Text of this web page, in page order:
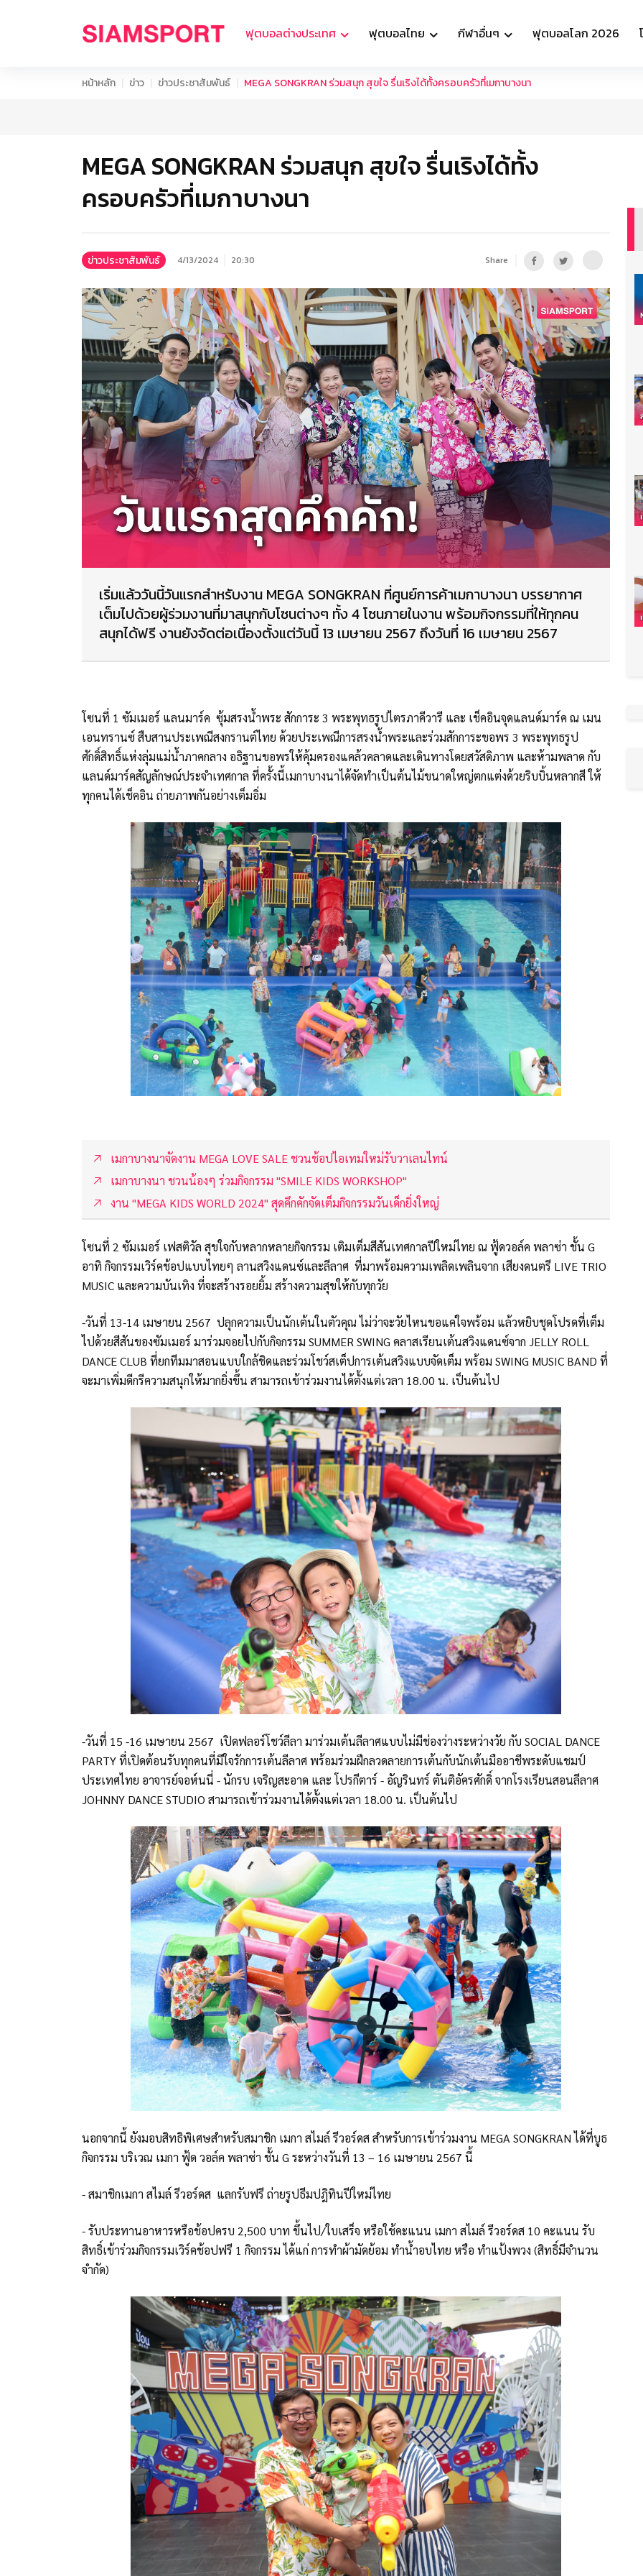
ฟุตบอลต่างประเทศ ฟุตบอลไทย กีฬาอื่นๆ ฟุตบอลโลก 2026
หน้าหลัก ข่าว ข่าวประชาสัมพันธ์ MEGA SONGKRAN ร่วมสนุก สุขใจ รื่นเริงได้ทั้งครอบครัวที่เมกาบางนา
MEGA SONGKRAN ร่วมสนุก สุขใจ รื่นเริงได้ทั้ง
ครอบครัวที่เมกาบางนา
ข่าวประชาสัมพันธ์ 4/13/2024 20:30 Share
เริ่มแล้ววันนี้วันแรกสำหรับงาน MEGA SONGKRAN ที่ศูนย์การค้าเมกาบางนา บรรยากาศ
เต็มไปด้วยผู้ร่วมงานที่มาสนุกกับโซนต่างๆ ทั้ง 4 โซนภายในงาน พร้อมกิจกรรมที่ให้ทุกคน
สนุกได้ฟรี งานยังจัดต่อเนื่องตั้งแต่วันนี้ 13 เมษายน 2567 ถึงวันที่ 16 เมษายน 2567
โซนที่ 1 ซัมเมอร์ แลนมาร์ค ซุ้มสรงน้ำพระ สักการะ 3 พระพุทธรูปไตรภาคีวารี และ เช็คอินจุดแลนด์มาร์ค ณ เมน
เอนทรานซ์ สืบสานประเพณีสงกรานต์ไทย ด้วยประเพณีการสรงน้ำพระและร่วมสักการะขอพร 3 พระพุทธรูป
ศักดิ์สิทธิ์แห่งลุ่มแม่น้ำภาคกลาง อธิฐานขอพรให้คุ้มครองแคล้วคลาดและเดินทางโดยสวัสดิภาพ และห้ามพลาด กับ
แลนด์มาร์คสัญลักษณ์ประจำเทศกาล ที่ครั้งนี้เมกาบางนาได้จัดทำเป็นต้นไม้ขนาดใหญ่ตกแต่งด้วยริบบิ้นหลากสี ให้
ทุกคนได้เช็คอิน ถ่ายภาพกันอย่างเต็มอิ่ม
เมกาบางนาจัดงาน MEGA LOVE SALE ชวนช้อปไอเทมใหม่รับวาเลนไทน์
เมกาบางนา ชวนน้องๆ ร่วมกิจกรรม "SMILE KIDS WORKSHOP"
งาน "MEGA KIDS WORLD 2024" สุดคึกคักจัดเต็มกิจกรรมวันเด็กยิ่งใหญ่
โซนที่ 2 ซัมเมอร์ เฟสติวัล สุขใจกับหลากหลายกิจกรรม เติมเต็มสีสันเทศกาลปีใหม่ไทย ณ ฟู้ดวอล์ค พลาซ่า ชั้น G
อาทิ กิจกรรมเวิร์คช้อปแบบไทยๆ ลานสวิงแดนซ์และลีลาศ ที่มาพร้อมความเพลิดเพลินจาก เสียงดนตรี LIVE TRIO
MUSIC และความบันเทิง ที่จะสร้างรอยยิ้ม สร้างความสุขให้กับทุกวัย
-วันที่ 13-14 เมษายน 2567 ปลุกความเป็นนักเต้นในตัวคุณ ไม่ว่าจะวัยไหนขอแค่ใจพร้อม แล้วหยิบชุดโปรดที่เต็ม
ไปด้วยสีสันของซัมเมอร์ มาร่วมจอยไปกับกิจกรรม SUMMER SWING คลาสเรียนเต้นสวิงแดนซ์จาก JELLY ROLL
DANCE CLUB ที่ยกทีมมาสอนแบบใกล้ชิดและร่วมโชว์สเต็ปการเต้นสวิงแบบจัดเต็ม พร้อม SWING MUSIC BAND ที่
จะมาเพิ่มดีกรีความสนุกให้มากยิ่งขึ้น สามารถเข้าร่วมงานได้ตั้งแต่เวลา 18.00 น. เป็นต้นไป
-วันที่ 15 -16 เมษายน 2567 เปิดฟลอร์โชว์ลีลา มาร่วมเต้นลีลาศแบบไม่มีช่องว่างระหว่างวัย กับ SOCIAL DANCE
PARTY ที่เปิดต้อนรับทุกคนที่มีใจรักการเต้นลีลาศ พร้อมร่วมฝึกลวดลายการเต้นกับนักเต้นมืออาชีพระดับแชมป์
ประเทศไทย อาจารย์จอห์นนี่ - นักรบ เจริญสะอาด และ โปรกีตาร์ - อัญรินทร์ ตันติอัครศักดิ์ จากโรงเรียนสอนลีลาศ
JOHNNY DANCE STUDIO สามารถเข้าร่วมงานได้ตั้งแต่เวลา 18.00 น. เป็นต้นไป
นอกจากนี้ ยังมอบสิทธิพิเศษสำหรับสมาชิก เมกา สไมล์ รีวอร์ดส สำหรับการเข้าร่วมงาน MEGA SONGKRAN ได้ที่บูธ
กิจกรรม บริเวณ เมกา ฟู้ด วอล์ค พลาซ่า ชั้น G ระหว่างวันที่ 13 – 16 เมษายน 2567 นี้
- สมาชิกเมกา สไมล์ รีวอร์ดส แลกรับฟรี ถ่ายรูปธีมปฎิทินปีใหม่ไทย
- รับประทานอาหารหรือช้อปครบ 2,500 บาท ขึ้นไป/ใบเสร็จ หรือใช้คะแนน เมกา สไมล์ รีวอร์ดส 10 คะแนน รับ
สิทธิ์เข้าร่วมกิจกรรมเวิร์คช้อปฟรี 1 กิจกรรม ได้แก่ การทำผ้ามัดย้อม ทำน้ำอบไทย หรือ ทำแป้งพวง (สิทธิ์มีจำนวน
จำกัด)